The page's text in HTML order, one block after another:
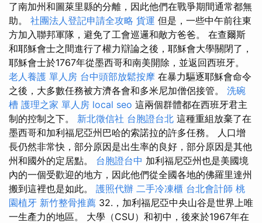
了南加州和圖萊里縣的分離，因此他們在戰爭期間通常都無
助。 社團法人登記申請全攻略 貨運 但是，一些中午前往東
方加入聯邦軍隊，避免了工會巡邏和敵方爸爸。 在查爾斯
和耶穌會士之間進行了權力辯論之後，耶穌會大學關閉了，
耶穌會士於1767年從墨西哥和南美開除，並返回西班牙。
老人養護 單人房 台中頭部放鬆按摩 在暴力驅逐耶穌會命令
之後，大多數任務被方濟各會和多米尼加僧侶接管。 洗碗
槽 護理之家 單人房 local seo 這兩個群體都在西班牙君主
制的控制之下。 新北徵信社 台胞證台北 這種重組放棄了在
墨西哥和加利福尼亞州巴哈的索諾拉的許多任務。 人口增
長仍然非常快，部分原因是出生率的良好，部分原因是其他
州和國外的定居點。 台胞證台中 加利福尼亞州也是美國境
內的一個受歡迎的地方，因此他們從全國各地的佛羅里達州
搬到這裡也是如此。 護照代辦 二手冷凍櫃 台北會計師 桃
園植牙 新竹整骨推薦 32.，加利福尼亞中央山谷是世界上唯
一生產力的地區。 大學（CSU）和初中，後來於1967年在